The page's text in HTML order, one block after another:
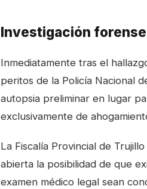
Investigación
Inmediatamente tras el
peritos de la Policía Nacional
autopsia preliminar en lugar
exclusivamente de
La Fiscalía Provincial de
abierta la posibilidad de que
examen médico legal sean